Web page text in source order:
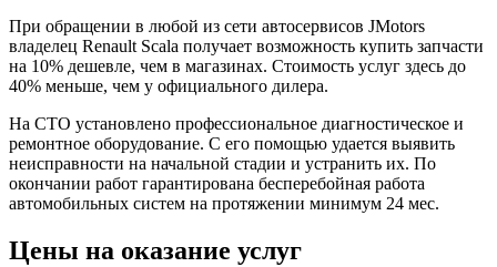
При обращении в любой из сети автосервисов JMotors
владелец Renault Scala получает возможность купить запчасти
на 10% дешевле, чем в магазинах. Стоимость услуг здесь до
40% меньше, чем у официального дилера.
На СТО установлено профессиональное диагностическое и
ремонтное оборудование. С его помощью удается выявить
неисправности на начальной стадии и устранить их. По
окончании работ гарантирована бесперебойная работа
автомобильных систем на протяжении минимум 24 мес.
Цены на оказание услуг